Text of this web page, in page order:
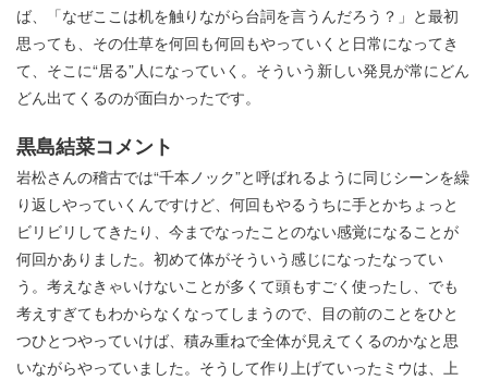
ば、「なぜここは机を触りながら台詞を言うんだろう？」と最初
思っても、その仕草を何回も何回もやっていくと日常になってき
て、そこに“居る”人になっていく。そういう新しい発見が常にどん
どん出てくるのが面白かったです。
黒島結菜コメント
岩松さんの稽古では“千本ノック”と呼ばれるように同じシーンを繰
り返しやっていくんですけど、何回もやるうちに手とかちょっと
ビリビリしてきたり、今までなったことのない感覚になることが
何回かありました。初めて体がそういう感じになったなってい
う。考えなきゃいけないことが多くて頭もすごく使ったし、でも
考えすぎてもわからなくなってしまうので、目の前のことをひと
つひとつやっていけば、積み重ねで全体が見えてくるのかなと思
いながらやっていました。そうして作り上げていったミウは、上